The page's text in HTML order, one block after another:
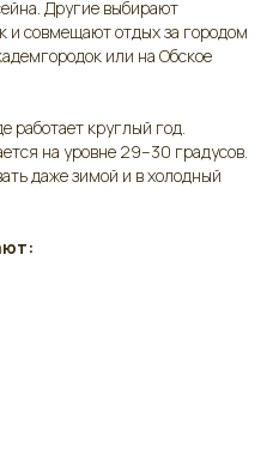
Другие выбирают
и совмещают отдых за городом
или на Обское
работает круглый год.
на уровне 29–30 градусов.
даже зимой и в холодный